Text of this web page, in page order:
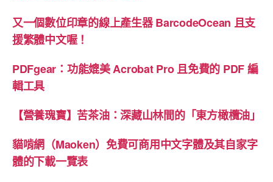
又一個數位印章的線上產生器 BarcodeOcean 且支
援繁體中文喔！
PDFgear：功能媲美 Acrobat Pro 且免費的 PDF 編
輯工具
【營養瑰寶】苦茶油：深藏山林間的「東方橄欖油」
貓啃網（Maoken）免費可商用中文字體及其自家字
體的下載一覽表